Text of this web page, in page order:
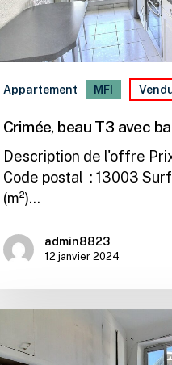
Appartement MFI
Crimée, beau T3 avec
Description de l'offre
Code postal : 13003
(m²)…
admin8823
12 janvier 2024